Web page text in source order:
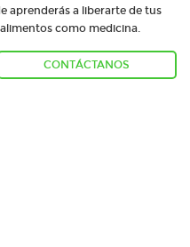
aprenderás a liberarte de tus
como medicina.
CONTÁCTANOS